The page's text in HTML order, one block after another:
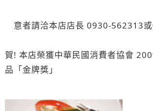
意者請洽本店店長 0930-562313
賀! 本店榮獲中華民國消費者協會
品「金牌獎」